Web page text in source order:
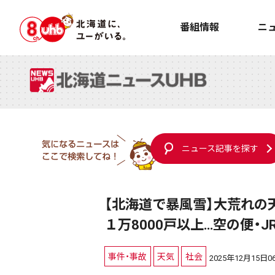
番組情報 ニ
ニュース記事を探す
【北海道で暴風雪】大荒れ
１万8000戸以上…空の便・
事件・事故 天気 社会 2025年12月15日